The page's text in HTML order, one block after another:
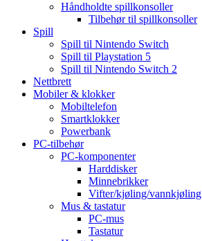
Håndholdte spillkonsoller
Tilbehør til spillkonsoller
Spill
Spill til Nintendo Switch
Spill til Playstation 5
Spill til Nintendo Switch 2
Nettbrett
Mobiler & klokker
Mobiltelefon
Smartklokker
Powerbank
PC-tilbehør
PC-komponenter
Harddisker
Minnebrikker
Vifter/kjøling/vannkjøling
Mus & tastatur
PC-mus
Tastatur